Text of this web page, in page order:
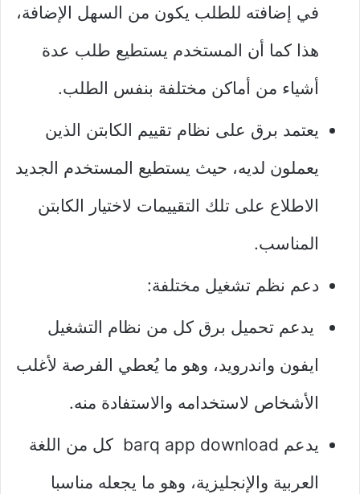
في إضافته للطلب يكون من السهل الإضافة،
هذا كما أن المستخدم يستطيع طلب عدة
أشياء من أماكن مختلفة بنفس الطلب.
يعتمد برق على نظام تقييم الكابتن الذين
يعملون لديه، حيث يستطيع المستخدم الجديد
الاطلاع على تلك التقييمات لاختيار الكابتن
المناسب.
دعم نظم تشغيل مختلفة:
يدعم تحميل برق كل من نظام التشغيل
ايفون واندرويد، وهو ما يُعطي الفرصة لأغلب
الأشخاص لاستخدامه والاستفادة منه.
يدعم barq app download كل من اللغة
العربية والإنجليزية، وهو ما يجعله مناسبا